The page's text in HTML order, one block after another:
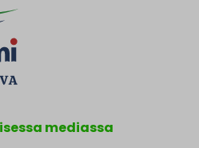
mediassa